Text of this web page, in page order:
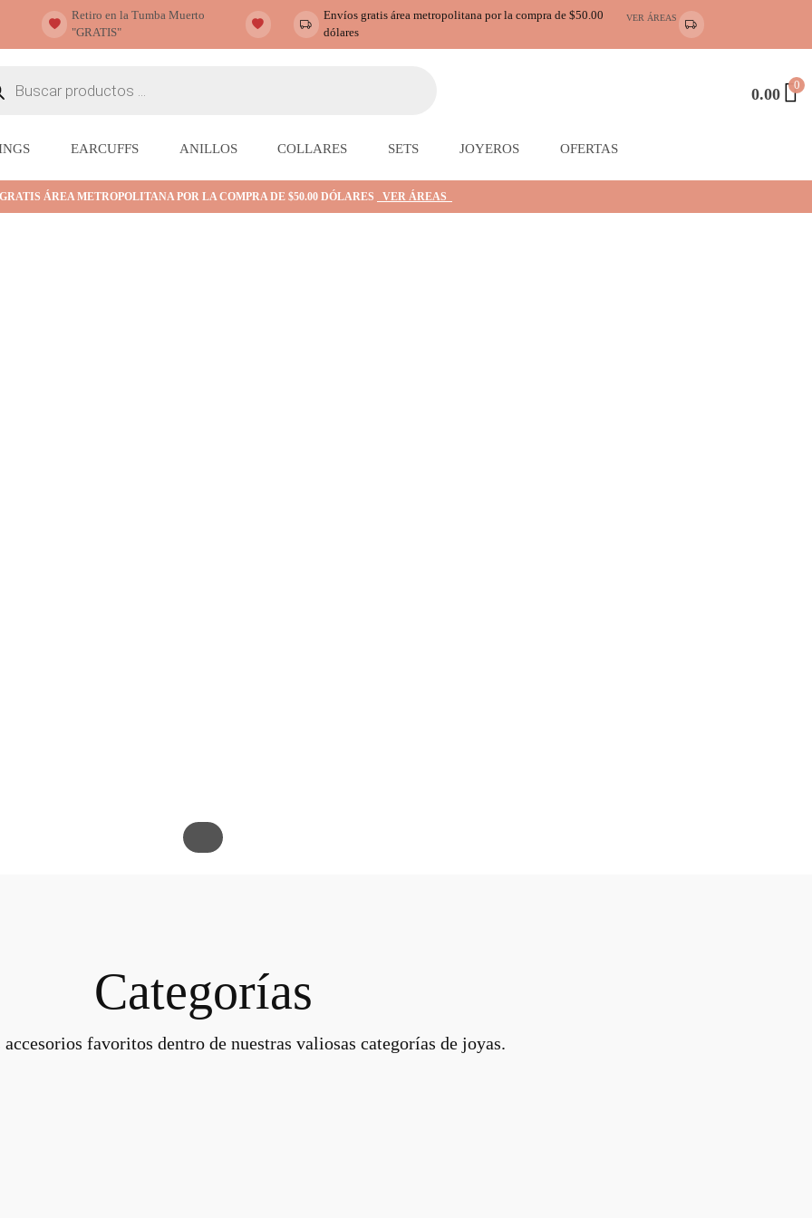
Retiro en la Tumba Muerto
"GRATIS"
Envíos gratis área metropolitana por la compra de $50.00
dólares
VER ÁREAS
0.00 0
EARCUFFS ANILLOS COLLARES SETS JOYEROS OFERTAS
ÁREA METROPOLITANA POR LA COMPRA DE $50.00 DÓLARES VER ÁREAS
Categorías
accesorios favoritos dentro de nuestras valiosas categorías de joyas.